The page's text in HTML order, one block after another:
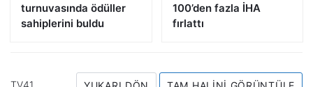
turnuvasında ödüller
sahiplerini buldu
100’den fazla İHA
fırlattı